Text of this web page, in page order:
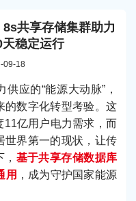
共享存储集群助力
稳定运行
09-18
应的“能源大动脉”，
的数字化转型考验。这
11亿用户电力需求，而
世界第一的现状，让传
基于共享存储数据库
用 ，成为守护国家能源